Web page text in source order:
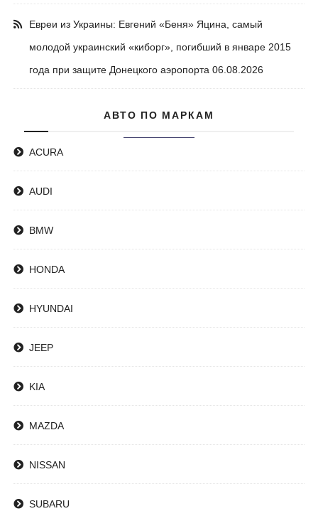
Евреи из Украины: Евгений «Беня» Яцина, самый
молодой украинский «киборг», погибший в январе 2015
года при защите Донецкого аэропорта 06.08.2026
АВТО ПО МАРКАМ
ACURA
AUDI
BMW
HONDA
HYUNDAI
JEEP
KIA
MAZDA
NISSAN
SUBARU